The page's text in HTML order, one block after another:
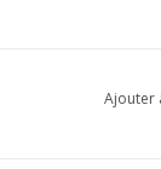
Ajouter